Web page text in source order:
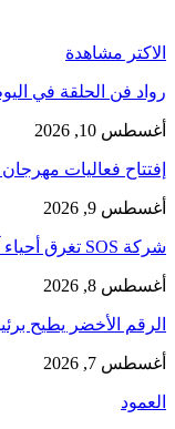
الاكتر مشاهدة
رواد فن الحلقة في
أغسطس 10, 2026
إفتتاح فعاليات
أغسطس 9, 2026
شركة SOS تغرق أحياء آسفي في الأزبال وتحولها إلى مطارح
أغسطس 8, 2026
الرقم الأخضر يطيح
أغسطس 7, 2026
العمود